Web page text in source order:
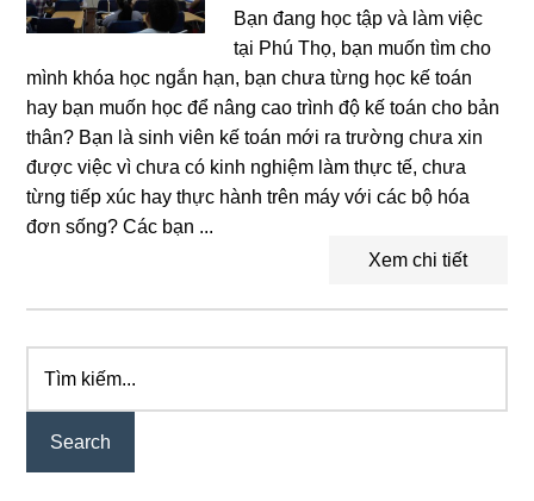
Bạn đang học tập và làm việc
tại Phú Thọ, bạn muốn tìm cho
mình khóa học ngắn hạn, bạn chưa từng học kế toán
hay bạn muốn học để nâng cao trình độ kế toán cho bản
thân? Bạn là sinh viên kế toán mới ra trường chưa xin
được việc vì chưa có kinh nghiệm làm thực tế, chưa
từng tiếp xúc hay thực hành trên máy với các bộ hóa
đơn sống? Các bạn ...
Xem chi tiết
Primary
Sidebar
kiếm...